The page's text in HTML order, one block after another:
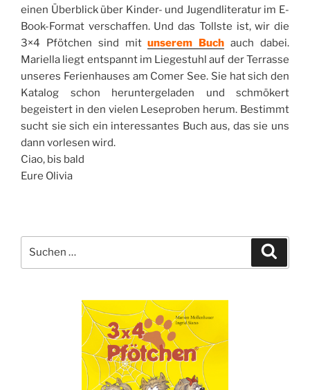
einen Überblick über Kinder- und Jugendliteratur im E-
Book-Format verschaffen. Und das Tollste ist, wir die
3×4 Pfötchen sind mitunserem Buch auch dabei.
Mariella liegt entspannt im Liegestuhl auf der Terrasse
unseres Ferienhauses am Comer See. Sie hat sich den
Katalog schon heruntergeladen und schmökert
begeistert in den vielen Leseproben herum. Bestimmt
sucht sie sich ein interessantes Buch aus, das sie uns
dann vorlesen wird.
Ciao, bis bald
Eure Olivia
nach: